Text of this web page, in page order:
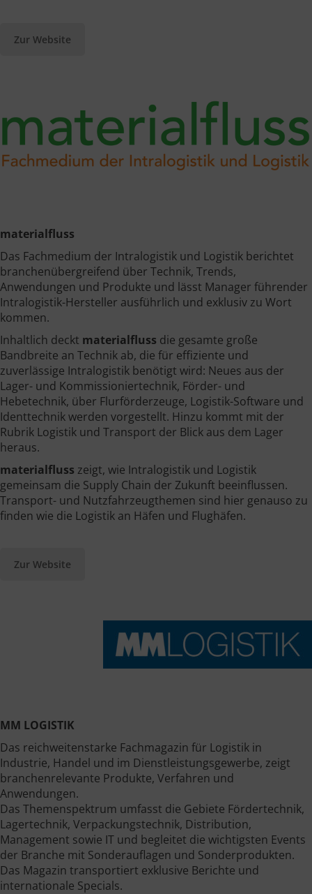
Zur Website
materialfluss
Das Fachmedium der Intralogistik und Logistik berichtet
branchenübergreifend über Technik, Trends,
Anwendungen und Produkte und lässt Manager führender
Intralogistik-Hersteller ausführlich und exklusiv zu Wort
kommen.
Inhaltlich deckt materialfluss die gesamte große
Bandbreite an Technik ab, die für effiziente und
zuverlässige Intralogistik benötigt wird: Neues aus der
Lager- und Kommissioniertechnik, Förder- und
Hebetechnik, über Flurförderzeuge, Logistik-Software und
Identtechnik werden vorgestellt. Hinzu kommt mit der
Rubrik Logistik und Transport der Blick aus dem Lager
heraus.
materialfluss zeigt, wie Intralogistik und Logistik
gemeinsam die Supply Chain der Zukunft beeinflussen.
Transport- und Nutzfahrzeugthemen sind hier genauso zu
finden wie die Logistik an Häfen und Flughäfen.
Zur Website
MM LOGISTIK
Das reichweitenstarke Fachmagazin für Logistik in
Industrie, Handel und im Dienstleistungsgewerbe, zeigt
branchenrelevante Produkte, Verfahren und
Anwendungen.
Das Themenspektrum umfasst die Gebiete Fördertechnik,
Lagertechnik, Verpackungstechnik, Distribution,
Management sowie IT und begleitet die wichtigsten Events
der Branche mit Sonderauflagen und Sonderprodukten.
Das Magazin transportiert exklusive Berichte und
internationale Specials.